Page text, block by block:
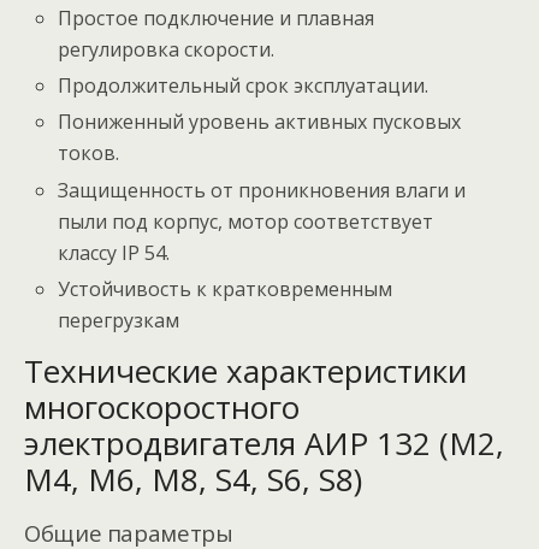
Простое подключение и плавная
регулировка скорости.
Продолжительный срок эксплуатации.
Пониженный уровень активных пусковых
токов.
Защищенность от проникновения влаги и
пыли под корпус, мотор соответствует
классу IP 54.
Устойчивость к кратковременным
перегрузкам
Технические характеристики
многоскоростного
электродвигателя АИР 132 (М2,
М4, М6, М8, S4, S6, S8)
Общие параметры